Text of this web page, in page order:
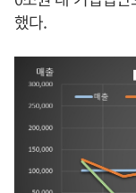
했다.